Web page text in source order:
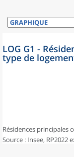
LOG G1 -
type de
Résidences principales
Source : Insee,